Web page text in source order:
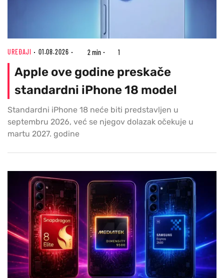
UREĐAJI 01.08.2026 2 min 1
Apple ove godine preskače
standardni iPhone 18 model
Standardni iPhone 18 neće biti predstavljen u
septembru 2026, već se njegov dolazak očekuje u
martu 2027. godine